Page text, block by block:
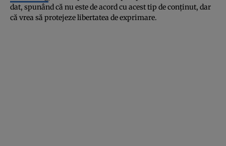
dat, spunând că nu este de acord cu acest tip de conținut, dar
că vrea să protejeze libertatea de exprimare.